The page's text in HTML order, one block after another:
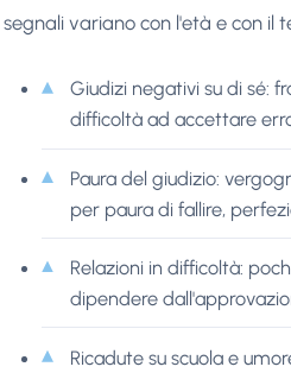
segnali variano con l'età e con il
Giudizi negativi su di sé:
difficoltà ad accettare
Paura del giudizio:
per paura di fallire,
Relazioni in difficoltà:
dipendere
Ricadute su scuola e